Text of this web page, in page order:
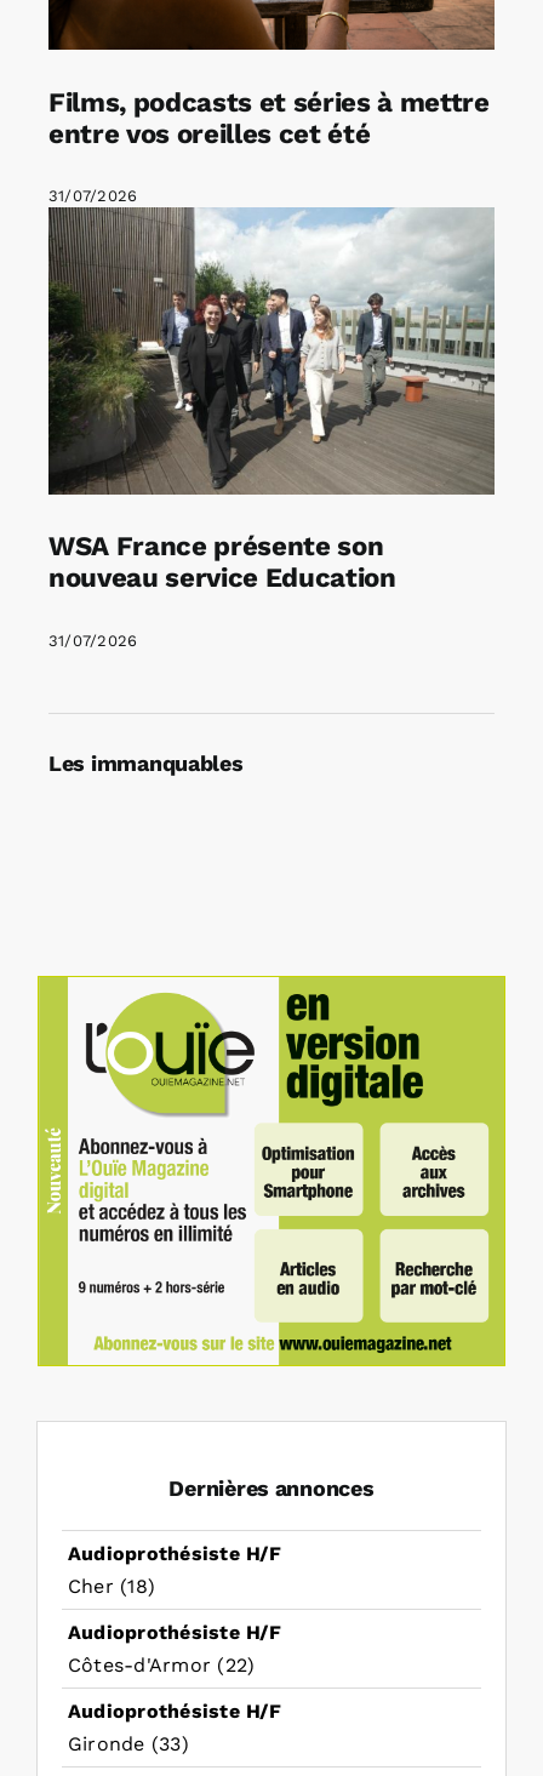
Films, podcasts et séries à mettre
entre vos oreilles cet été
31/07/2026
WSA France présente son
nouveau service Education
31/07/2026
Les immanquables
Dernières annonces
Audioprothésiste H/F
Cher (18)
Audioprothésiste H/F
Côtes-d'Armor (22)
Audioprothésiste H/F
Gironde (33)